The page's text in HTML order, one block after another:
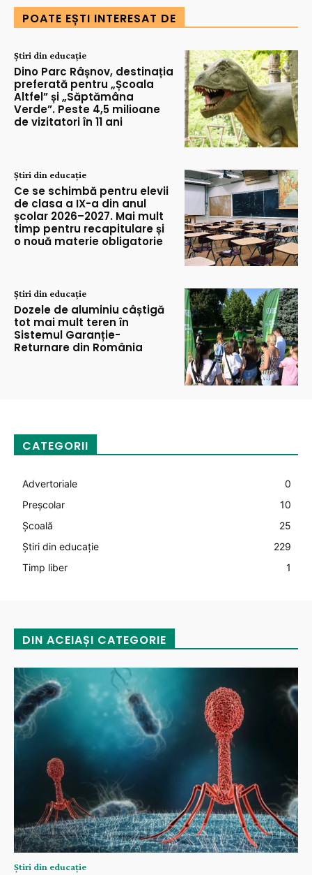
POATE EȘTI INTERESAT DE
Știri din educație
Dino Parc Râșnov, destinația
preferată pentru „Școala
Altfel” și „Săptămâna
Verde”. Peste 4,5 milioane
de vizitatori în 11 ani
Știri din educație
Ce se schimbă pentru elevii
de clasa a IX-a din anul
școlar 2026–2027. Mai mult
timp pentru recapitulare și
o nouă materie obligatorie
Știri din educație
Dozele de aluminiu câștigă
tot mai mult teren în
Sistemul Garanție-
Returnare din România
CATEGORII
Advertoriale
0
Preșcolar
10
Şcoală
25
Știri din educație
229
Timp liber
1
DIN ACEIAȘI CATEGORIE
Știri din educație